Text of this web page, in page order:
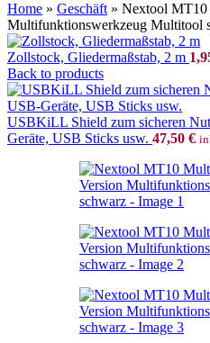
Home » Geschäft » Nextool MT10
Multifunktionswerkzeug Multitool
Zollstock, Gliedermaßstab, 2 m
Back to products
USBKiLL Shield zum sicheren
Geräte, USB Sticks usw. 47,50 €